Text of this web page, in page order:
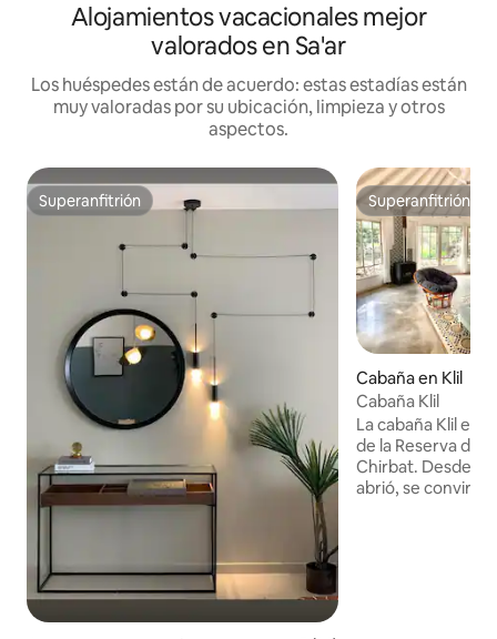
Alojamientos vacacionales mejor
valorados en Sa'ar
Los huéspedes están de acuerdo: estas estadías están
muy valoradas por su ubicación, limpieza y otros
aspectos.
Superanfitrión
Superanfitrión Superanfitrión
Superanfitrión
Cabaña en Klil
Cabaña Klil
La cabaña Klil
de la Reserva de
Chirbat. Desde el momento en que se
abrió, se convirtió